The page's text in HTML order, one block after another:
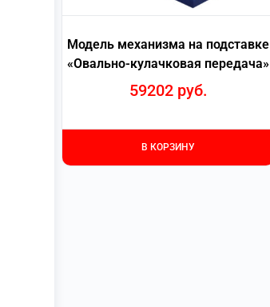
Модель механизма на подставке
«Овально-кулачковая передача»
59202 руб.
В КОРЗИНУ